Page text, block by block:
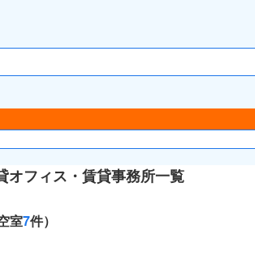
オフィス・賃貸事務所一覧
室7件）